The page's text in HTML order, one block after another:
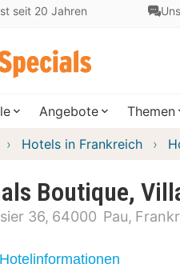
seit 20 Jahren
Angebote Themen
Hotels in Frankreich
Boutique,
36 64000 Pau
Hotelinformationen